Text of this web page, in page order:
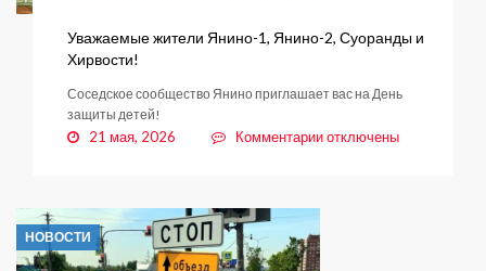
Уважаемые жители Янино-1, Янино-2, Суоранды и
Хирвости!
Соседское сообщество Янино приглашает вас на День
защиты детей!
21 мая, 2026 Комментариикотключены
НОВОСТИ